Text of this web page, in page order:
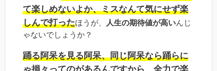
て楽しめないよか、ミスなんて気にせず楽
しんで打ったほうが、 人生の期待値が高いんじ
ゃないでしょうか？
踊る阿呆を見る阿呆、同じ阿呆なら踊らに
ゃ損々ってのがあるんですから、全力で楽